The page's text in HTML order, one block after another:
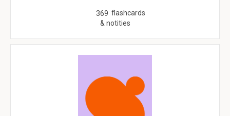
369 flashcards
& notities